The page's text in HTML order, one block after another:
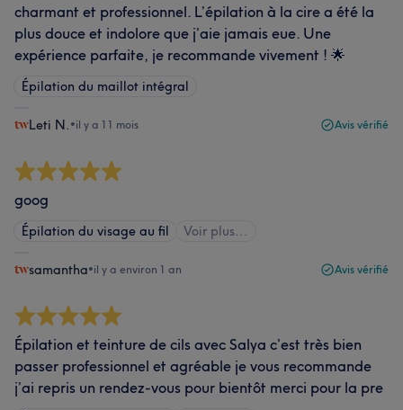
charmant et professionnel. L’épilation à la cire a été la
plus douce et indolore que j’aie jamais eue. Une
expérience parfaite, je recommande vivement ! 🌟
Épilation du maillot intégral
Leti N. •il y a 11 mois Avis vérifié
goog
Épilation du visage au fil Voir plus...
samantha•il y a environ 1 an Avis vérifié
Épilation et teinture de cils avec Salya c’est très bien
passer professionnel et agréable je vous recommande
j’ai repris un rendez-vous pour bientôt merci pour la pre